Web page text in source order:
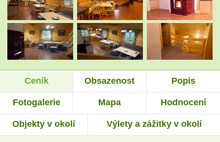
Ceník Obsazenost Popis
Fotogalerie Mapa Hodnocení
Objekty v okolí Výlety a zážitky v okolí